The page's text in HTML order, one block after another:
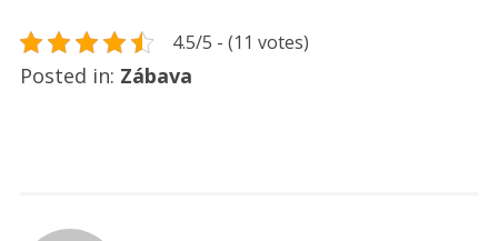
4.5/5 - (11 votes)
Posted in: Zábava